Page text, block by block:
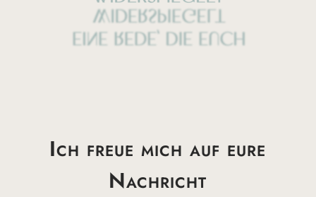
Ich freue mich auf eure
Nachricht